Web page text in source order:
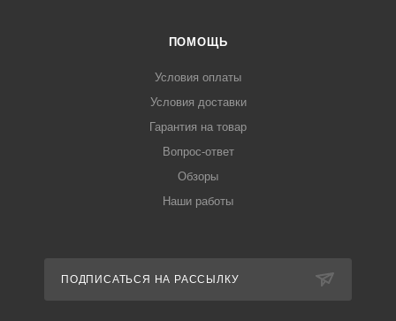
ПОМОЩЬ
Условия оплаты
Условия доставки
Гарантия на товар
Вопрос-ответ
Обзоры
Наши работы
ПОДПИСАТЬСЯ НА РАССЫЛКУ